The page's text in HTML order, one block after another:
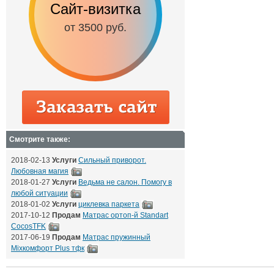
Сайт-визитка
от 3500 руб.
Смотрите также:
2018-02-13 Услуги Сильный приворот.
Любовная магия
2018-01-27 Услуги Ведьма не салон. Помогу в
любой ситуации
2018-01-02 Услуги циклевка паркета
2017-10-12 Продам Матрас ортоп-й Standart
CocosTFK
2017-06-19 Продам Матрас пружинный
Mixкомфорт Plus тфк